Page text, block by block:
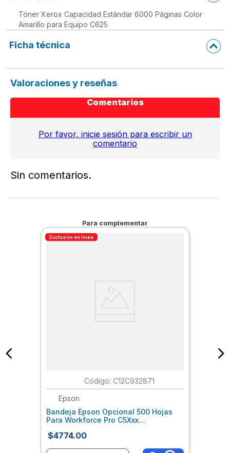
Tóner Xerox Capacidad Estándar 6000 Páginas Color
Amarillo para Equipo C625
Ficha técnica
Valoraciones y reseñas
Comentarios
Por favor, inicie sesión para escribir un
comentario
Sin comentarios.
Para complementar
Exclusivo en línea
: C12C932871
Epson
Bandeja Epson Opcional 500 Hojas
Para Workforce Pro C5Xxx
$4774.00